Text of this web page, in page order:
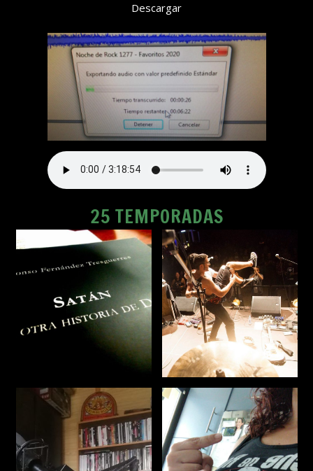
Descargar
25 TEMPORADAS